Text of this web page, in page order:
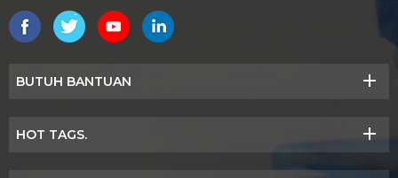
BUTUH BANTUAN
HOT TAGS.